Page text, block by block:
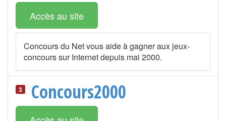
Accès au site
Concours du Net vous aide à gagner aux jeux-
concours sur Internet depuis mai 2000.
3 Concours2000